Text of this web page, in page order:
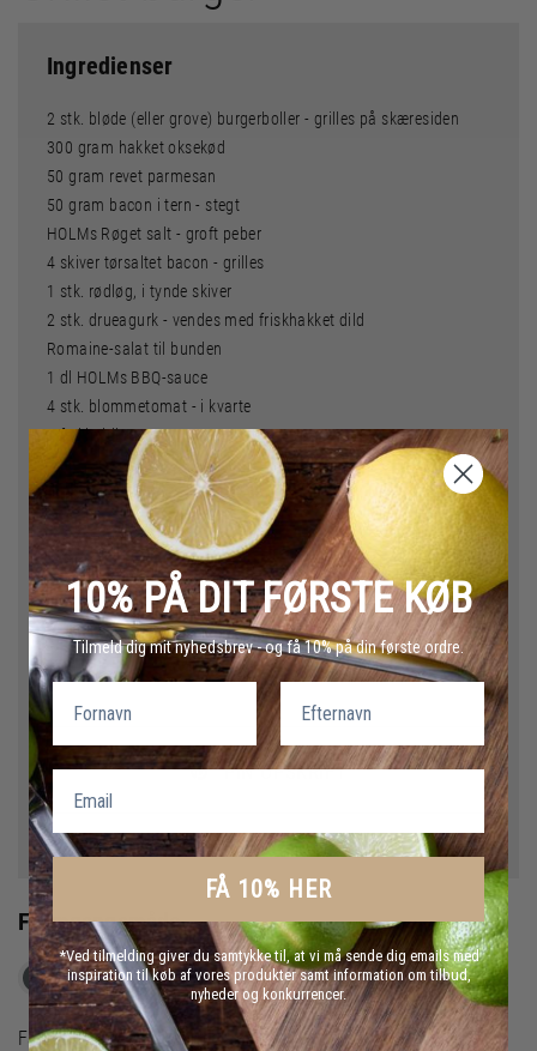
Fremgangsmåde
Hold skærmen tændt
Farsen røres sammen med parmesan, bacontern, salt og
Ingredienser
2 stk. bløde (eller grove) burgerboller - grilles på skæresiden
300 gram hakket oksekød
50 gram revet parmesan
50 gram bacon i tern - stegt
HOLMs Røget salt - groft peber
4 skiver tørsaltet bacon - grilles
1 stk. rødløg, i tynde skiver
2 stk. drueagurk - vendes med friskhakket dild
Romaine-salat til bunden
1 dl HOLMs BBQ-sauce
4 stk. blommetomat - i kvarte
1 fed hvidløg
Tilbehør
HOLM Grillpande
HOLM Burgerpresser
PRINT OPSKRIFT
PIN OPSKRIFT
10% PÅ DIT FØRSTE KØB
Tilmeld dig mit nyhedsbrev - og få 10% på din første ordre.
Email
FÅ 10% HER
*Ved tilmelding giver du samtykke til, at vi må sende dig emails med
inspiration til køb af vores produkter samt information om tilbud,
nyheder og konkurrencer.